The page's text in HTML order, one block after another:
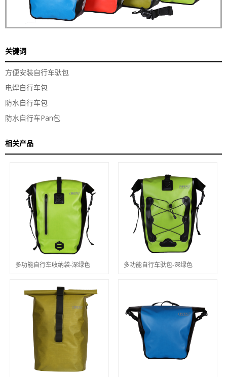
关键词
方便安装自行车驮包
电焊自行车包
防水自行车包
防水自行车Pan包
相关产品
多功能自行车收纳袋-深绿色 多功能自行车驮包-深绿色